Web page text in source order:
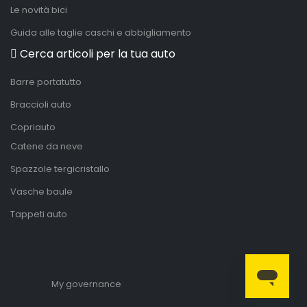
Le novità bici
Guida alle taglie caschi e abbigliamento
Cerca articoli per la tua auto
Barre portatutto
Braccioli auto
Copriauto
Catene da neve
Spazzole tergicristallo
Vasche baule
Tappeti auto
My governance